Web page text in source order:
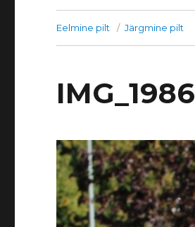
Eelmine pilt Järgmine pilt
IMG_1986